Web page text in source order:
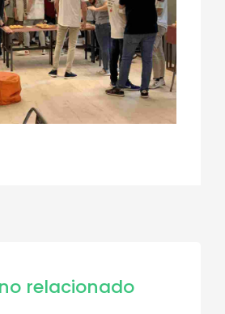
relacionado